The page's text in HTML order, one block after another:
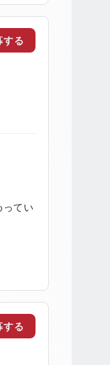
ってい
する
する